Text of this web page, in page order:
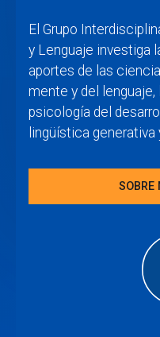
El Grupo
y Lenguaje investiga
aportes de las
mente y del
psicología del
lingüística
SOBRE